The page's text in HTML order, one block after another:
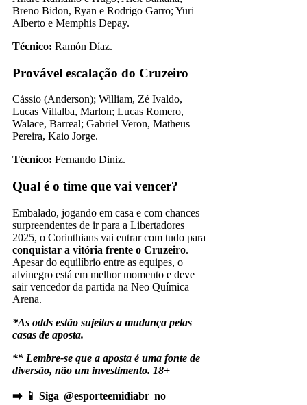
Breno Bidon, Ryan e Rodrigo Garro; Yuri
Alberto e Memphis Depay.
Técnico: Ramón Díaz.
Provável escalação do Cruzeiro
Cássio (Anderson); William, Zé Ivaldo,
Lucas Villalba, Marlon; Lucas Romero,
Walace, Barreal; Gabriel Veron, Matheus
Pereira, Kaio Jorge.
Técnico: Fernando Diniz.
Qual é o time que vai vencer?
Embalado, jogando em casa e com chances
surpreendentes de ir para a Libertadores
2025, o Corinthians vai entrar com tudo para
conquistar a vitória frente o Cruzeiro.
Apesar do equilíbrio entre as equipes, o
alvinegro está em melhor momento e deve
sair vencedor da partida na Neo Química
Arena.
*As odds estão sujeitas a mudança pelas
casas de aposta.
** Lembre-se que a aposta é uma fonte de
diversão, não um investimento. 18+
➡️ 📱 Siga @esporteemidiabr no